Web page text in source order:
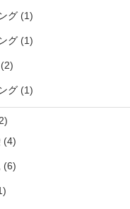
グ(1)
グ(1)
(2)
グ(1)
(4)
(6)